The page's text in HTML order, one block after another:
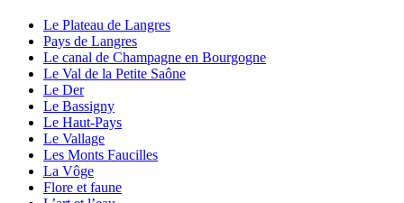
Le Plateau de Langres
Pays de Langres
Le canal de Champagne en Bourgogne
Le Val de la Petite Saône
Le Der
Le Bassigny
Le Haut-Pays
Le Vallage
Les Monts Faucilles
La Vôge
Flore et faune